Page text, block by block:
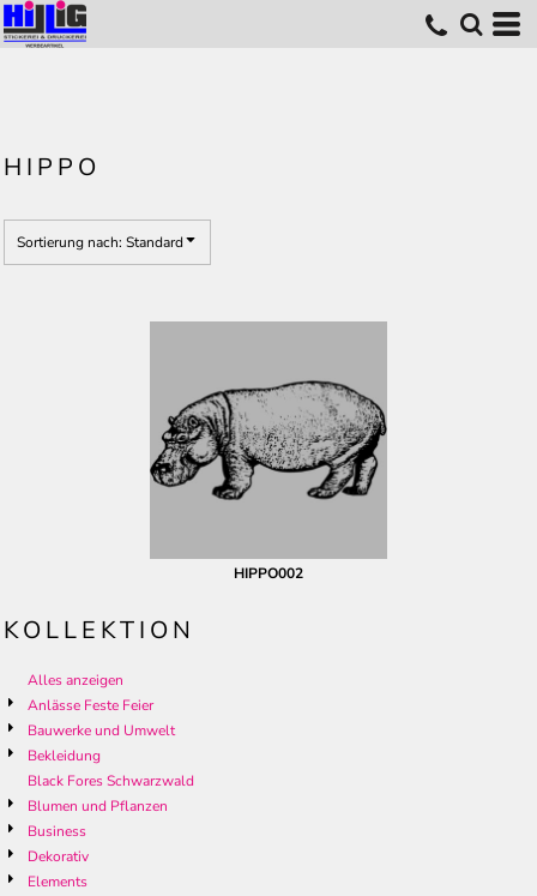
HIPPO
Sortierung nach: Standard
HIPPO002
KOLLEKTION
Alles anzeigen
Anlässe Feste Feier
Bauwerke und Umwelt
Bekleidung
Black Fores Schwarzwald
Blumen und Pflanzen
Business
Dekorativ
Elements
Standard